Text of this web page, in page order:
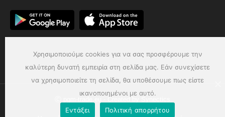
Χρησιμοποιούμε cookies για να σας προσφέρουμε την
καλύτερη δυνατή εμπειρία στη σελίδα μας. Εάν συνεχίσετε
να χρησιμοποιείτε τη σελίδα, θα υποθέσουμε πως είστε
ικανοποιημένοι με αυτό.
Εντάξει Πολιτική απορρήτου
Ⓒ pgm-trade.eu - Created by